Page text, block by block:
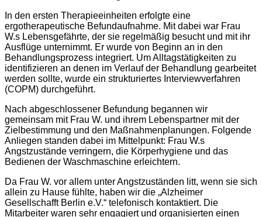
In den ersten Therapieeinheiten erfolgte eine
ergotherapeutische Befundaufnahme. Mit dabei war Frau
W.s Lebensgefährte, der sie regelmäßig besucht und mit ihr
Ausflüge unternimmt. Er wurde von Beginn an in den
Behandlungsprozess integriert. Um Alltagstätigkeiten zu
identifizieren an denen im Verlauf der Behandlung gearbeitet
werden sollte, wurde ein strukturiertes Interviewverfahren
(COPM) durchgeführt.
Nach abgeschlossener Befundung begannen wir
gemeinsam mit Frau W. und ihrem Lebenspartner mit der
Zielbestimmung und den Maßnahmenplanungen. Folgende
Anliegen standen dabei im Mittelpunkt: Frau W.s
Angstzustände verringern, die Körperhygiene und das
Bedienen der Waschmaschine erleichtern.
Da Frau W. vor allem unter Angstzuständen litt, wenn sie sich
allein zu Hause fühlte, haben wir die „Alzheimer
Gesellschafft Berlin e.V.“ telefonisch kontaktiert. Die
Mitarbeiter waren sehr engagiert und organisierten einen